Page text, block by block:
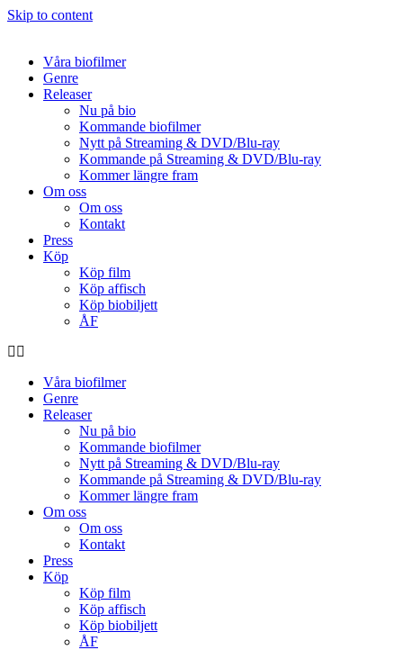
Skip to content
Våra biofilmer
Genre
Releaser
Nu på bio
Kommande biofilmer
Nytt på Streaming & DVD/Blu-ray
Kommande på Streaming & DVD/Blu-ray
Kommer längre fram
Om oss
Om oss
Kontakt
Press
Köp
Köp film
Köp affisch
Köp biobiljett
ÅF
Våra biofilmer
Genre
Releaser
Nu på bio
Kommande biofilmer
Nytt på Streaming & DVD/Blu-ray
Kommande på Streaming & DVD/Blu-ray
Kommer längre fram
Om oss
Om oss
Kontakt
Press
Köp
Köp film
Köp affisch
Köp biobiljett
ÅF